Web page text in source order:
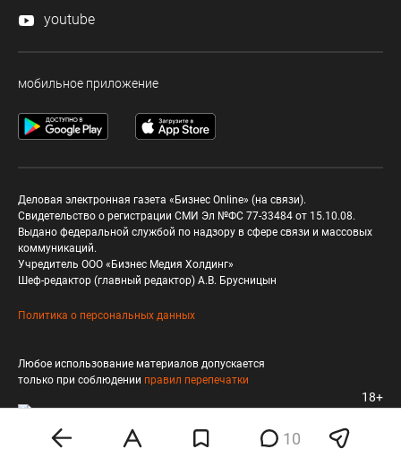
10
youtube
мобильное приложение
Деловая электронная газета «Бизнес Online» (на связи).
Свидетельство о регистрации СМИ Эл №ФС 77-33484 от 15.10.08.
Выдано федеральной службой по надзору в сфере связи и массовых
коммуникаций.
Учредитель ООО «Бизнес Медия Холдинг»
Шеф-редактор (главный редактор) А.В. Брусницын
Политика о персональных данных
Любое использование материалов допускается
только при соблюдении правил перепечатки
18+